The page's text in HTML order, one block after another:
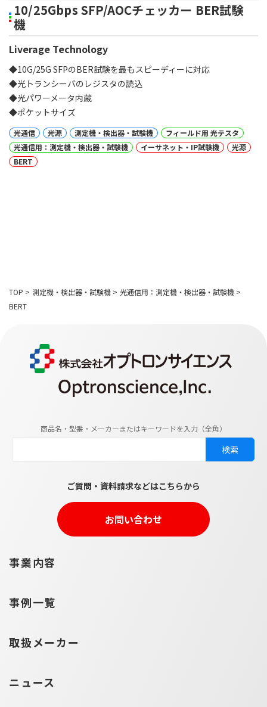
10/25Gbps SFP/AOCチェッカー BER試験
機
Liverage Technology
◆10G/25G SFPのBER試験を最もスピーディーに対応
◆光トランシーバのレジスタの読込
◆光パワーメータ内蔵
◆ポケットサイズ
光通信 光源 測定機・検出器・試験機
フィールド用 光テスタ
光通信用：測定機・検出器・試験機
イーサネット・IP試験機
光源
BERT
TOP > 測定機・検出器・試験機 > 光通信用：測定機・検出器・試験機 >
BERT
商品名・型番・メーカーまたはキーワードを入力（全角）
ご質問・資料請求などはこちらから
お問い合わせ
事業内容
事例一覧
取扱メーカー
ニュース